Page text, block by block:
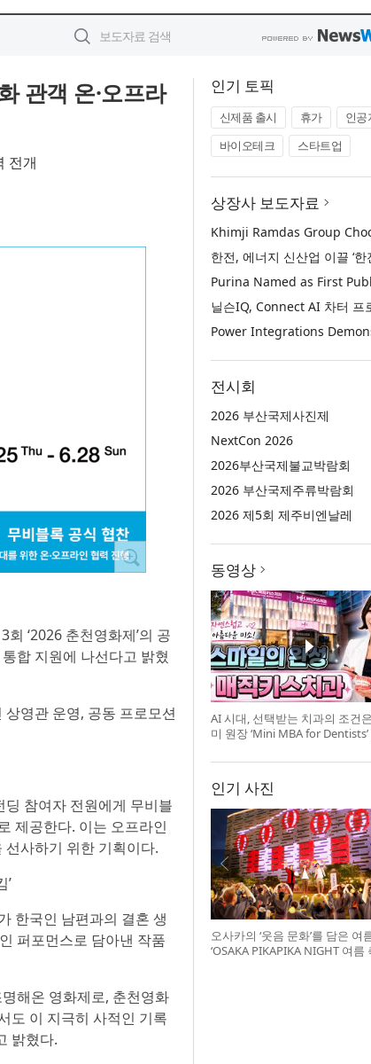
관객 온·오프라
전개
‘2026 춘천영화제’의 공
합 지원에 나선다고 밝혔
영관 운영, 공동 프로모션
참여자 전원에게 무비블
제공한다. 이는 오프라인
사하기 위한 기획이다.
’
한국인 남편과의 결혼 생
퍼포먼스로 담아낸 작품
해온 영화제로, 춘천영화
도 이 지극히 사적인 기록
밝혔다.
인기 토픽
신제품 출시 휴가
인공
바이오테크
스타트업
상장사 보도자료
전시회
2026 부산국제사진제
NextCon 2026
2026부산국제불교박람회
2026 부산국제주류박람회
2026 제5회 제주비엔날레
동영상
AI 시대, 선택받는 치과의 조건
미 원장 ‘Mini MBA for Dentists’
인기 사진
오사카의 ‘웃음 문화’를 담은 여
‘OSAKA PIKAPIKA NIGHT 여름